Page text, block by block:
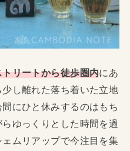
リートから徒歩圏内にあ
し離れた落ち着いた立地
にひと休みするのはもち
ゆっくりとした時間を過
ムリアップで今注目を集